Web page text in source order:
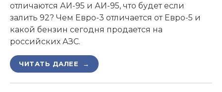
отличаются АИ-95 и АИ-95, что будет если
залить 92? Чем Евро-3 отличается от Евро-5 и
какой бензин сегодня продается на
российских АЗС.
ЧИТАТЬ ДАЛЕЕ →